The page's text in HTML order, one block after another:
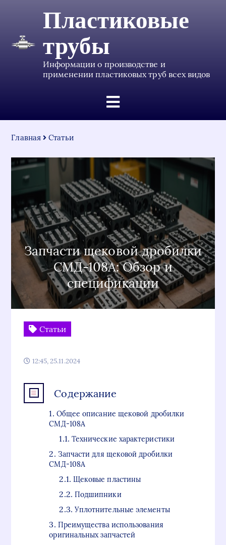
Пластиковые
трубы
Информации о производстве и
применении пластиковых труб всех видов
Главная Статьи
Запчасти щековой дробилки
СМД-108А: Обзор и
спецификации
Статьи
12:45, 25.11.2024
Содержание
Общее описание щековой дробилки
СМД-108А
Технические характеристики
Запчасти для щековой дробилки
СМД-108А
Щековые пластины
Подшипники
Уплотнительные элементы
Преимущества использования
оригинальных запчастей